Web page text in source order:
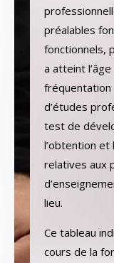
préalables
fonctionnels,
a atteint
fréquentation
d’études
test de
l’obtention
relatives aux
lieu.
Ce tableau
cours de la